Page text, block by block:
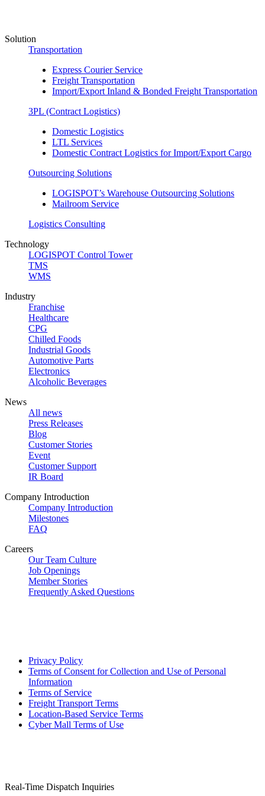
Solution
Transportation
Express Courier Service
Freight Transportation
Import/Export Inland & Bonded Freight Transportation
3PL (Contract Logistics)
Domestic Logistics
LTL Services
Domestic Contract Logistics for Import/Export Cargo
Outsourcing Solutions
LOGISPOT’s Warehouse Outsourcing Solutions
Mailroom Service
Logistics Consulting
Technology
LOGISPOT Control Tower
TMS
WMS
Industry
Franchise
Healthcare
CPG
Chilled Foods
Industrial Goods
Automotive Parts
Electronics
Alcoholic Beverages
News
All news
Press Releases
Blog
Customer Stories
Event
Customer Support
IR Board
Company Introduction
Company Introduction
Milestones
FAQ
Careers
Our Team Culture
Job Openings
Member Stories
Frequently Asked Questions
Privacy Policy
Terms of Consent for Collection and Use of Personal
Information
Terms of Service
Freight Transport Terms
Location-Based Service Terms
Cyber Mall Terms of Use
Real-Time Dispatch Inquiries